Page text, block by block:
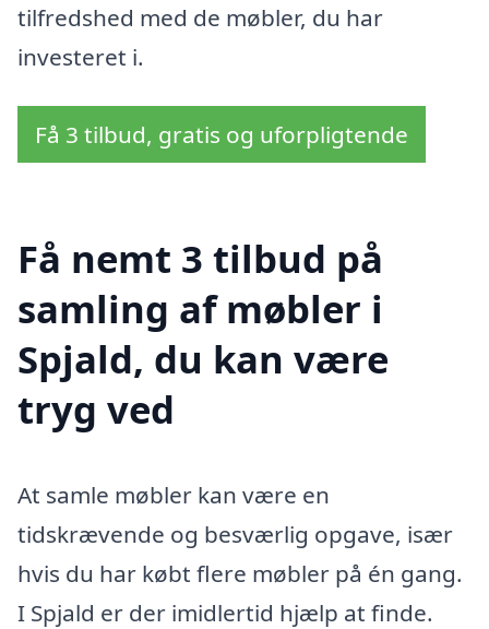
tilfredshed med de møbler, du har
investeret i.
Få 3 tilbud, gratis og uforpligtende
Få nemt 3 tilbud på
samling af møbler i
Spjald, du kan være
tryg ved
At samle møbler kan være en
tidskrævende og besværlig opgave, især
hvis du har købt flere møbler på én gang.
I Spjald er der imidlertid hjælp at finde.